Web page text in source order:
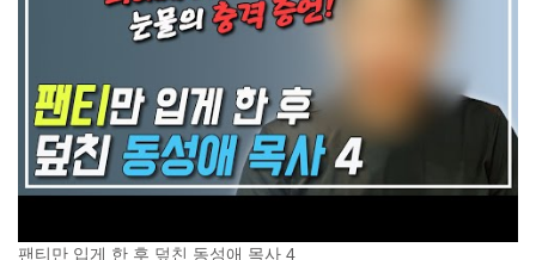
팬티만 입게 한 후 덮친 동성애 목사 4